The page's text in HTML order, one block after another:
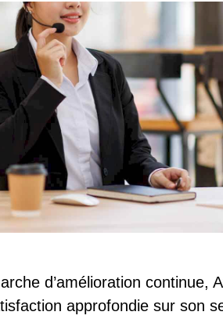
d’amélioration continue,
approfondie sur son